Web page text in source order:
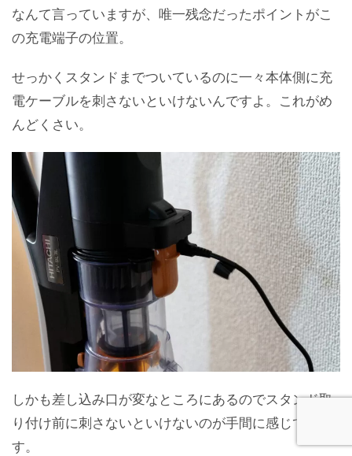
なんて言っていますが、唯一残念だったポイントがこ
の充電端子の位置。
せっかくスタンドまでついているのに一々本体側に充
電ケーブルを刺さないといけないんですよ。これがめ
んどくさい。
しかも差し込み口が変なところにあるのでスタンド取
り付け前に刺さないといけないのが手間に感じてま
す。